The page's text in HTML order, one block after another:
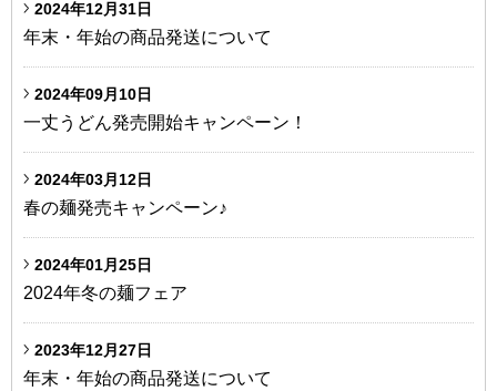
2024年12月31日
年末・年始の商品発送について
2024年09月10日
一丈うどん発売開始キャンペーン！
2024年03月12日
春の麺発売キャンペーン♪
2024年01月25日
2024年冬の麺フェア
2023年12月27日
年末・年始の商品発送について